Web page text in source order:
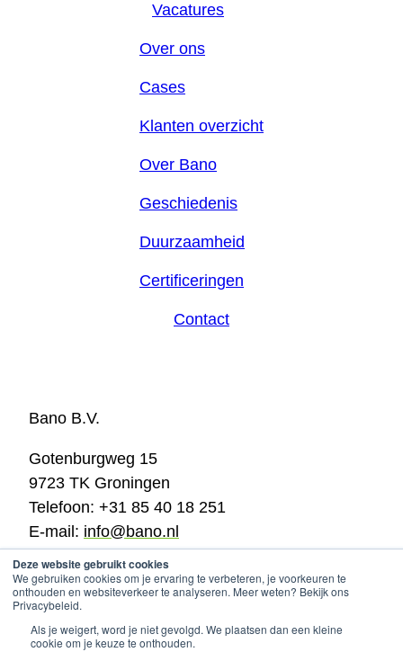
Deze website gebruikt cookies
We gebruiken cookies om je ervaring te verbeteren, je voorkeuren te
onthouden en websiteverkeer te analyseren. Meer weten? Bekijk ons
Privacybeleid.
Als je weigert, word je niet gevolgd. We plaatsen dan een kleine
cookie om je keuze te onthouden.
Vacatures
Over ons
Cases
Klanten overzicht
Over Bano
Geschiedenis
Duurzaamheid
Certificeringen
Contact
Bano B.V.
Gotenburgweg 15
9723 TK Groningen
Telefoon: +31 85 40 18 251
E-mail: info@bano.nl
KVK: 02028065
BTW: NL820479779B01